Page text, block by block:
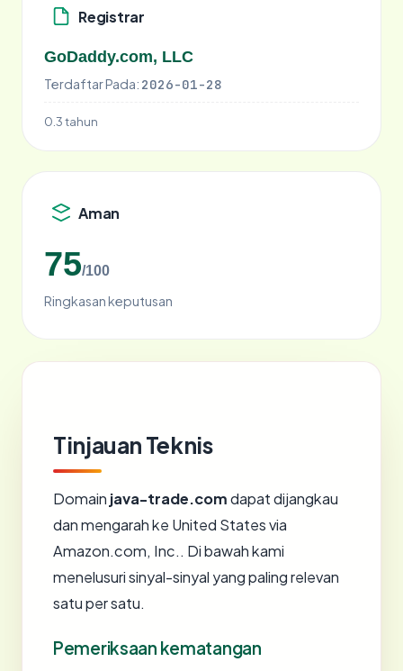
Registrar
GoDaddy.com, LLC
Terdaftar Pada: 2026-01-28
0.3 tahun
Aman
75/100
Ringkasan keputusan
Tinjauan Teknis
Domain java-trade.comdapat dijangkau
dan mengarah ke United States via
Amazon.com, Inc.. Di bawah kami
menelusuri sinyal-sinyal yang paling relevan
satu per satu.
Pemeriksaan kematangan